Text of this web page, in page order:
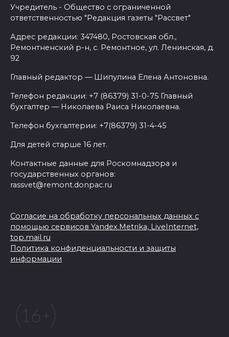
Учредитель - Общество с ограниченной
ответственностью "Редакция газеты "Рассвет"
Адрес редакции: 347480, Ростовская обл.,
Ремонтненский р-н, с. Ремонтное, ул. Ленинская, д.
92
Главный редактор — Шипулина Елена Антоновна.
Телефон редакции: +7 (86379) 31-0-75 Главный
бухгалтер — Николаева Раиса Николаевна.
Телефон бухгалтерии: +7(86379) 31-4-45
Для детей старше 16 лет.
Контактные данные для Роскомнадзора и
государственных органов:
rassvet@remont.donpac.ru
Согласие на обработку персональных данных с
помощью сервисов Yandex.Metrika, LiveInternet,
top.mail.ru
Политика конфиденциальности и защиты
информации